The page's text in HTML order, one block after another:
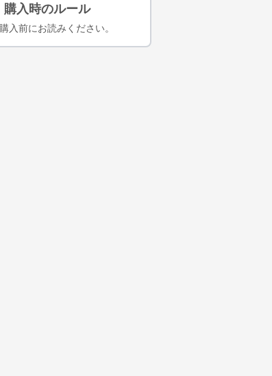
購入時のルール
入前にお読みください。